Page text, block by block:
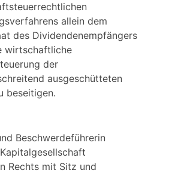
allein dem
des Dividendenempfängers
wirtschaftliche
der
ausgeschütteten
beseitigen.
Beschwerdeführerin
Rechts mit Sitz und